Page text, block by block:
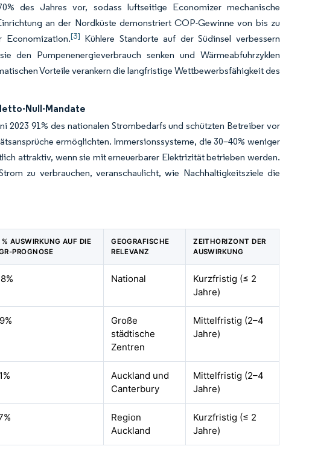
des Jahres vor, sodass luftseitige Economizer mechanische
an der Nordküste demonstriert COP-Gewinne von bis zu
Economization.[3] Kühlere Standorte auf der Südinsel verbessern
den Pumpenenergieverbrauch senken und Wärmeabfuhrzyklen
Vorteile verankern die langfristige Wettbewerbsfähigkeit des
Null-Mandate
91% des nationalen Strombedarfs und schützten Betreiber vor
ermöglichten. Immersionssysteme, die 30–40% weniger
attraktiv, wenn sie mit erneuerbarer Elektrizität betrieben werden.
zu verbrauchen, veranschaulicht, wie Nachhaltigkeitsziele die
AUSWIRKUNG AUF DIE
PROGNOSE
GEOGRAFISCHE
RELEVANZ
ZEITHORIZONT DER
AUSWIRKUNG
National
Kurzfristig (≤ 2
Jahre)
Große
städtische
Zentren
Mittelfristig (2–4
Jahre)
Auckland und
Canterbury
Mittelfristig (2–4
Jahre)
Region
Auckland
Kurzfristig (≤ 2
Jahre)